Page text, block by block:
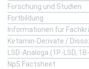
Forschung und Studien
Fortbildung
Informationen für
Ketamin-Derivate /
LSD-Analoga (1P-LSD,
NpS Factsheet